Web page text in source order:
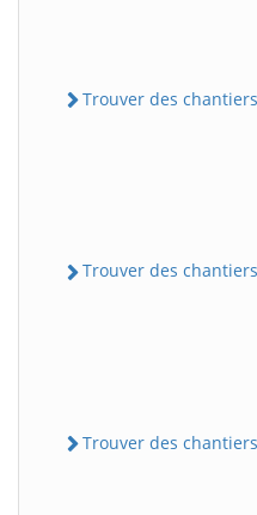
Trouver des chantiers
Trouver des chantiers
Trouver des chantiers